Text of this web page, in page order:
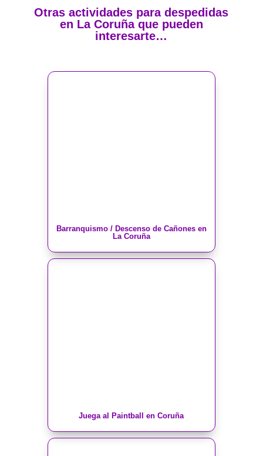
Otras actividades para despedidas
en La Coruña que pueden
interesarte…
Barranquismo / Descenso de Cañones en
La Coruña
Juega al Paintball en Coruña